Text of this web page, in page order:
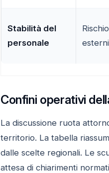
Stabilità del
personale
Confini operativi
La discussione ruota
territorio. La tabella
dalle scelte regionali. Le
attesa di chiarimenti